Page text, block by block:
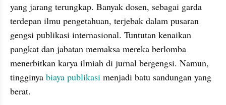
yang jarang terungkap. Banyak dosen, sebagai garda
terdepan ilmu pengetahuan, terjebak dalam pusaran
gengsi publikasi internasional. Tuntutan kenaikan
pangkat dan jabatan memaksa mereka berlomba
menerbitkan karya ilmiah di jurnal bergengsi. Namun,
tingginya biaya publikasi menjadi batu sandungan yang
berat.